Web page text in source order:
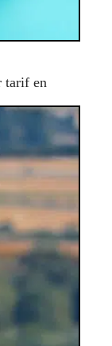
tarif en